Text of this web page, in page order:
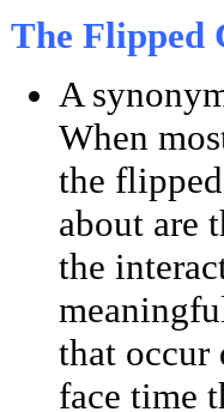
The Flipped
A
When
the
about are
the
that occur
face time